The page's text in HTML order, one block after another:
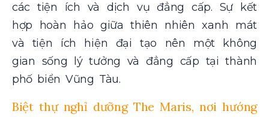
các tiện ích và dịch vụ đẳng cấp. Sự kết
hợp hoàn hảo giữa thiên nhiên xanh mát
và tiện ích hiện đại tạo nên một không
gian sống lý tưởng và đẳng cấp tại thành
phố biển Vũng Tàu.
Biệt thự nghỉ dưỡng The Maris, nơi hướng